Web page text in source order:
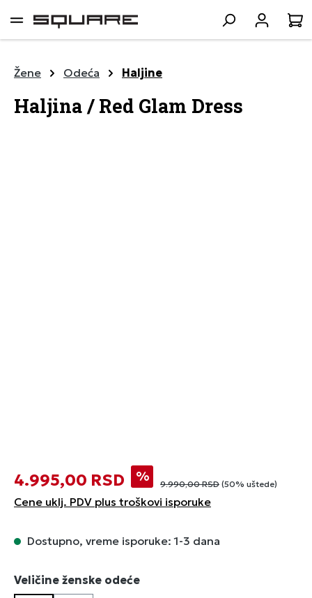
sadržaj
Žene Odeća Haljine
Haljina / Red Glam Dress
4.995,00 RSD % 9.990,00 RSD (50% uštede)
Cene uklj. PDV plus troškovi isporuke
Dostupno, vreme isporuke: 1-3 dana
Izaberi
Veličine ženske odeće